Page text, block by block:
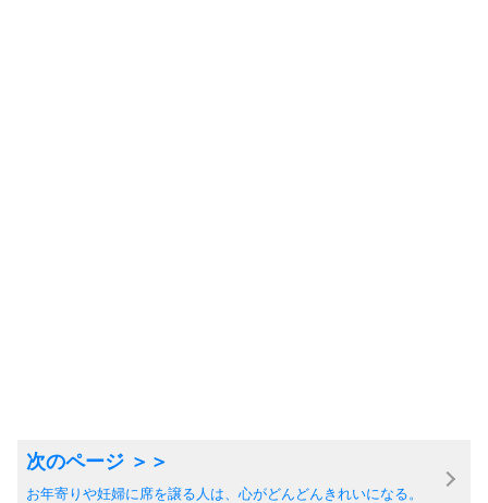
お年寄りや妊婦に席を譲る人は、心がどんどんきれいになる。